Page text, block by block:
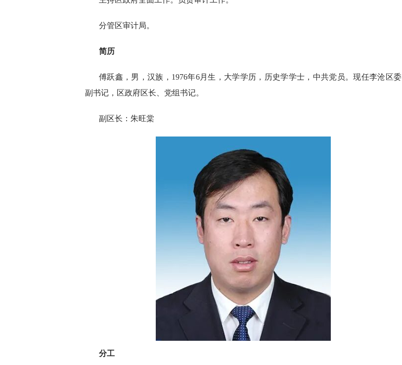
分管区审计局。
简历
傅跃鑫，男，汉族，1976年6月生，大学学历，历史学学士，中共党员。现任李沧区委
副书记，区政府区长、党组书记。
副区长：朱旺棠
分工